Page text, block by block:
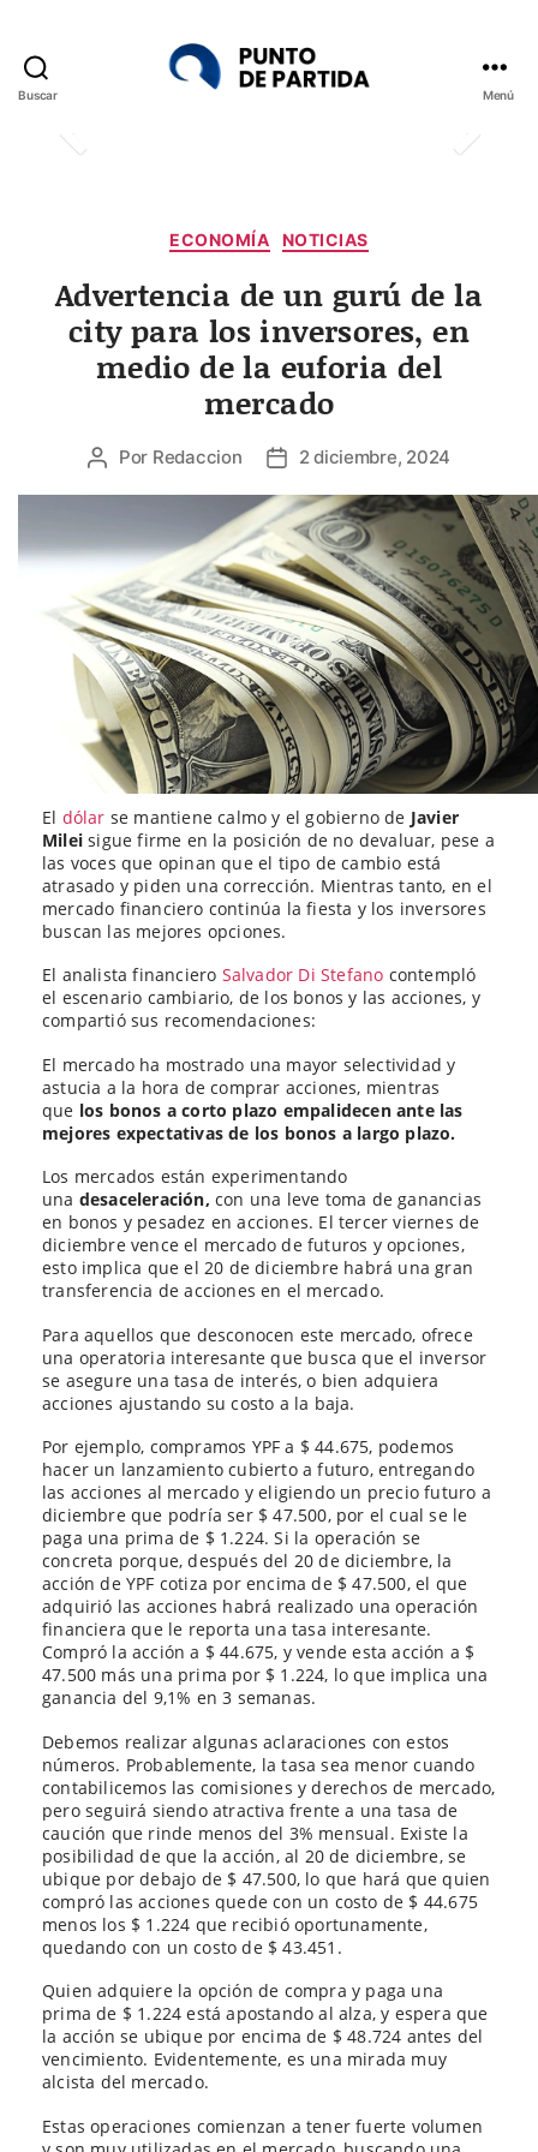
Buscar Menú
ECONOMÍA NOTICIAS
Advertencia de un gurú de la
city para los inversores, en
medio de la euforia del
mercado
Autor
Por Redaccion
Fecha
la
entrada
2 diciembre, 2024
El dólar se mantiene calmo y el gobierno de Javier
Milei sigue firme en la posición de no devaluar, pese a
las voces que opinan que el tipo de cambio está
atrasado y piden una corrección. Mientras tanto, en el
mercado financiero continúa la fiesta y los inversores
buscan las mejores opciones.
El analista financiero Salvador Di Stefano contempló
el escenario cambiario, de los bonos y las acciones, y
compartió sus recomendaciones:
El mercado ha mostrado una mayor selectividad y
astucia a la hora de comprar acciones, mientras
que los bonos a corto plazo empalidecen ante las
mejores expectativas de los bonos a largo plazo.
Los mercados están experimentando
una desaceleración, con una leve toma de ganancias
en bonos y pesadez en acciones. El tercer viernes de
diciembre vence el mercado de futuros y opciones,
esto implica que el 20 de diciembre habrá una gran
transferencia de acciones en el mercado.
Para aquellos que desconocen este mercado, ofrece
una operatoria interesante que busca que el inversor
se asegure una tasa de interés, o bien adquiera
acciones ajustando su costo a la baja.
Por ejemplo, compramos YPF a $ 44.675, podemos
hacer un lanzamiento cubierto a futuro, entregando
las acciones al mercado y eligiendo un precio futuro a
diciembre que podría ser $ 47.500, por el cual se le
paga una prima de $ 1.224. Si la operación se
concreta porque, después del 20 de diciembre, la
acción de YPF cotiza por encima de $ 47.500, el que
adquirió las acciones habrá realizado una operación
financiera que le reporta una tasa interesante.
Compró la acción a $ 44.675, y vende esta acción a $
47.500 más una prima por $ 1.224, lo que implica una
ganancia del 9,1% en 3 semanas.
Debemos realizar algunas aclaraciones con estos
números. Probablemente, la tasa sea menor cuando
contabilicemos las comisiones y derechos de mercado,
pero seguirá siendo atractiva frente a una tasa de
caución que rinde menos del 3% mensual. Existe la
posibilidad de que la acción, al 20 de diciembre, se
ubique por debajo de $ 47.500, lo que hará que quien
compró las acciones quede con un costo de $ 44.675
menos los $ 1.224 que recibió oportunamente,
quedando con un costo de $ 43.451.
Quien adquiere la opción de compra y paga una
prima de $ 1.224 está apostando al alza, y espera que
la acción se ubique por encima de $ 48.724 antes del
vencimiento. Evidentemente, es una mirada muy
alcista del mercado.
Estas operaciones comienzan a tener fuerte volumen